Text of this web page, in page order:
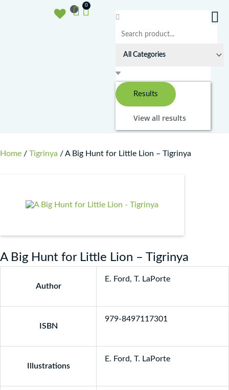
Search
Results
View all results
0
Basket
Home / Tigrinya / A Big Hunt for Little Lion – Tigrinya
A Big Hunt for Little Lion – Tigrinya
Author
E. Ford, T. LaPorte
ISBN
979-8497117301
Illustrations
E. Ford, T. LaPorte